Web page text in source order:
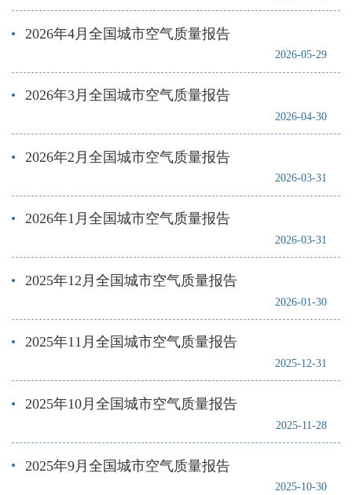
2026-05-29
2026年4月全国城市空气质量报告
2026-04-30
2026年3月全国城市空气质量报告
2026-03-31
2026年2月全国城市空气质量报告
2026-03-31
2026年1月全国城市空气质量报告
2026-01-30
2025年12月全国城市空气质量报告
2025-12-31
2025年11月全国城市空气质量报告
2025-11-28
2025年10月全国城市空气质量报告
2025-10-30
2025年9月全国城市空气质量报告